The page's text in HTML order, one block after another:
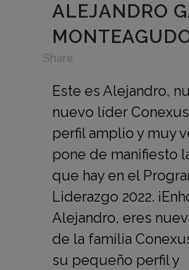
ALEJANDRO
Share
Este es Alejandro,
nuevo líder
perfil amplio y muy
pone de manifiesto
que hay en el
Liderazgo 2022.
Alejandro, eres
de la familia
su pequeño perfil y